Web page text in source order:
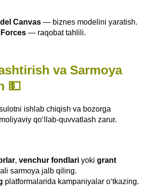
Canvas — biznes modelini yaratish.
Forces — raqobat tahlili.
va Sarmoya
💵
ishlab chiqish va bozorga
qo‘llab-quvvatlash zarur.
, venchur fondlari yoki grant
sarmoya jalb qiling.
platformalarida kampaniyalar o‘tkazing.